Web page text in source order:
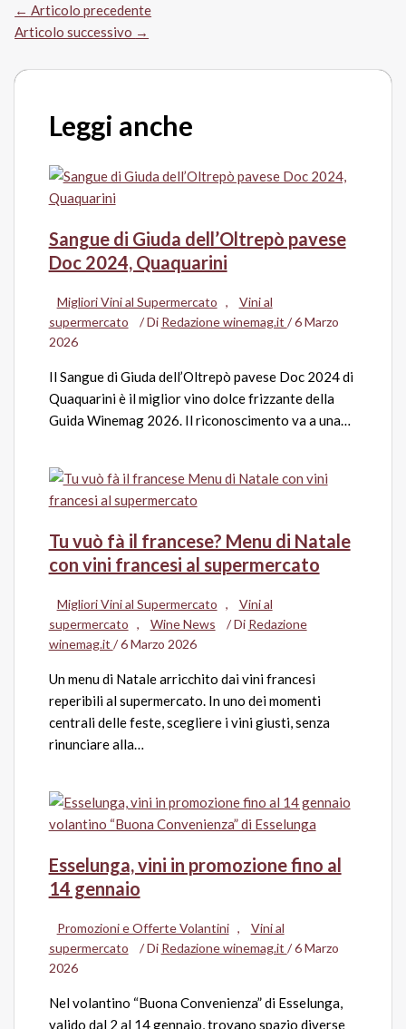
← Articolo precedente
Articolo successivo →
Leggi anche
Sangue di Giuda dell’Oltrepò pavese
Doc 2024, Quaquarini
Migliori Vini al Supermercato ,
Vini al
supermercato
/ Di Redazione winemag.it /6 Marzo
2026
Il Sangue di Giuda dell’Oltrepò pavese Doc 2024 di
Quaquarini è il miglior vino dolce frizzante della
Guida Winemag 2026. Il riconoscimento va a una…
Tu vuò fà il francese? Menu di Natale
con vini francesi al supermercato
Migliori Vini al Supermercato ,
Vini al
supermercato , Wine News / Di Redazione
winemag.it /6 Marzo 2026
Un menu di Natale arricchito dai vini francesi
reperibili al supermercato. In uno dei momenti
centrali delle feste, scegliere i vini giusti, senza
rinunciare alla…
Esselunga, vini in promozione fino al
14 gennaio
Promozioni e Offerte Volantini ,
Vini al
supermercato
/ Di Redazione winemag.it /6 Marzo
2026
Nel volantino “Buona Convenienza” di Esselunga,
valido dal 2 al 14 gennaio, trovano spazio diverse